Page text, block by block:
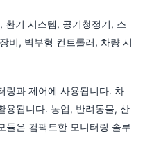
환기 시스템, 공기청정기, 스
비, 벽부형 컨트롤러, 차량 시
링과 제어에 사용됩니다. 차
용됩니다. 농업, 반려동물, 산
듈은 컴팩트한 모니터링 솔루